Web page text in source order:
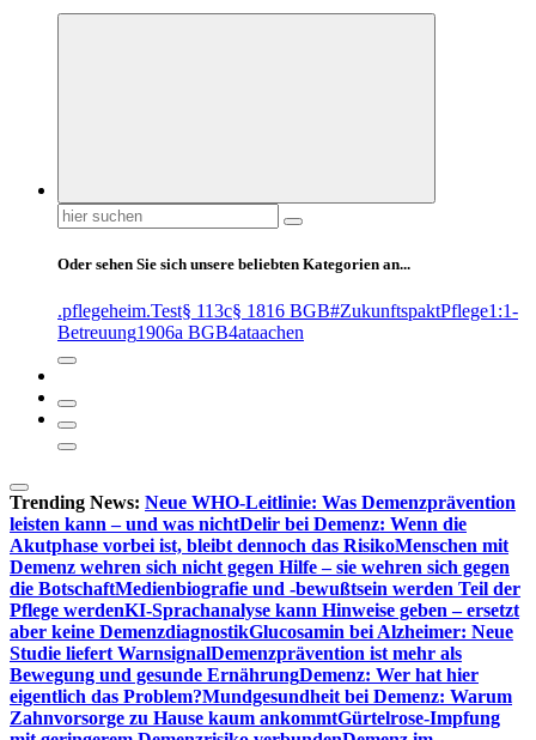
Suchen
nach:
Oder sehen Sie sich unsere beliebten Kategorien an...
.pflegeheim.Test§ 113c§ 1816 BGB#ZukunftspaktPflege1:1-
Betreuung1906a BGB4ataachen
Trending News: Neue WHO-Leitlinie: Was Demenzprävention
leisten kann – und was nichtDelir bei Demenz: Wenn die
Akutphase vorbei ist, bleibt dennoch das RisikoMenschen mit
Demenz wehren sich nicht gegen Hilfe – sie wehren sich gegen
die BotschaftMedienbiografie und -bewußtsein werden Teil der
Pflege werdenKI-Sprachanalyse kann Hinweise geben – ersetzt
aber keine DemenzdiagnostikGlucosamin bei Alzheimer: Neue
Studie liefert WarnsignalDemenzprävention ist mehr als
Bewegung und gesunde ErnährungDemenz: Wer hat hier
eigentlich das Problem?Mundgesundheit bei Demenz: Warum
Zahnvorsorge zu Hause kaum ankommtGürtelrose-Impfung